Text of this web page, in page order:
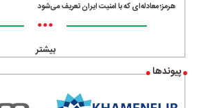
هرمز؛ معادله‌ای که با امنیت ایران تعریف می‌شود
•••
بیشتر
پیوندها